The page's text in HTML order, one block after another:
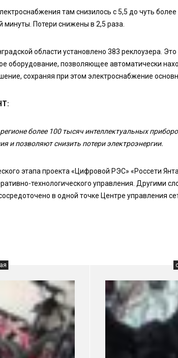
там снизилось с 5,5 до чуть
минуты. Потери снижены в 2,5 раза.
области установлено 383 реклоузера.
оборудование, позволяющее автоматически
сохраняя при этом электроснабжение
более 100 тысяч интеллектуальных
и позволяют снизить потери электроэнергии.
этапа проекта «Цифровой РЭС» «Россети
технологического управления. Другими
в одной точке Центре управления